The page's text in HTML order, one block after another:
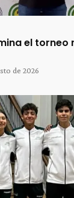
el torneo
de 2026